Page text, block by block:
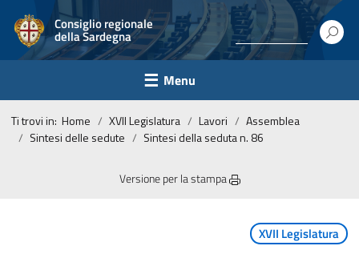
Consiglio regionale
della Sardegna
Menu
Ti trovi in: Home XVII Legislatura Lavori
Assemblea
Sintesi delle sedute
Sintesi della seduta n. 86
Versione per la stampa
XVII Legislatura